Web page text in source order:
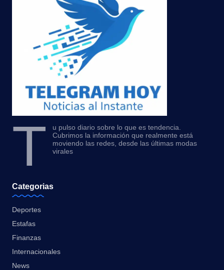
T
u pulso diario sobre lo que es tendencia.
Cubrimos la información que realmente está
moviendo las redes, desde las últimas modas
virales
Categorias
Deportes
Estafas
Finanzas
Internacionales
News